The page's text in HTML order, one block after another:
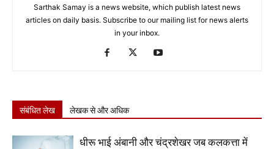
Sarthak Samay is a news website, which publish latest news
articles on daily basis. Subscribe to our mailing list for news alerts
in your inbox.
संबंधित लेख लेखक से और अधिक
धीरू भाई अंबानी और चंद्रशेखर जब कलकत्ता में